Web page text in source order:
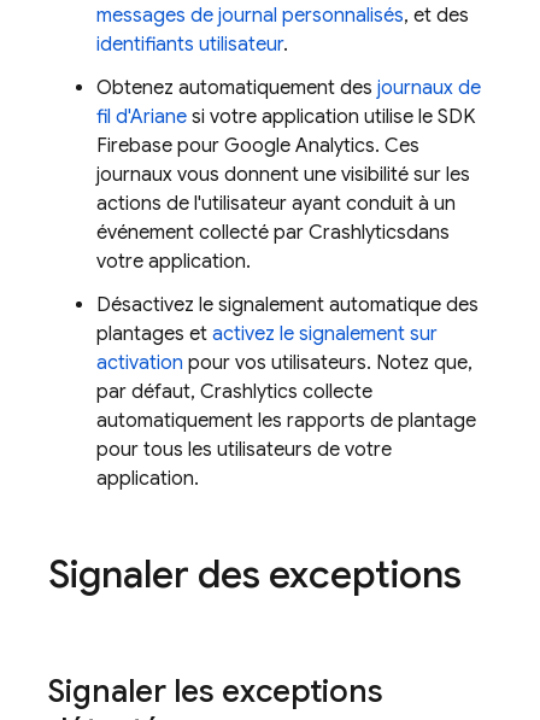
messages de journal personnalisés, et des
identifiants utilisateur.
Obtenez automatiquement des journaux de
fil d'Ariane si votre application utilise le SDK
Firebase pour Google Analytics. Ces
journaux vous donnent une visibilité sur les
actions de l'utilisateur ayant conduit à un
événement collecté par Crashlyticsdans
votre application.
Désactivez le signalement automatique des
plantages et activez le signalement sur
activation pour vos utilisateurs. Notez que,
par défaut, Crashlytics collecte
automatiquement les rapports de plantage
pour tous les utilisateurs de votre
application.
Signaler des exceptions
Signaler les exceptions